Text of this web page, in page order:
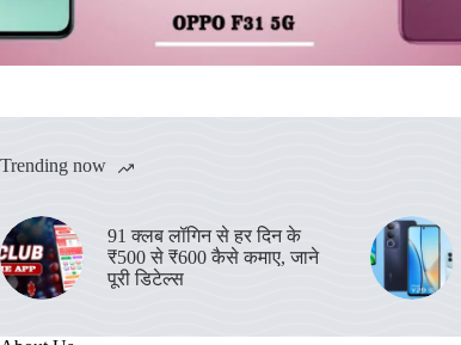
Trending now
91 क्लब लॉगिन से हर दिन के
₹500 से ₹600 कैसे कमाए, जाने
पूरी डिटेल्स